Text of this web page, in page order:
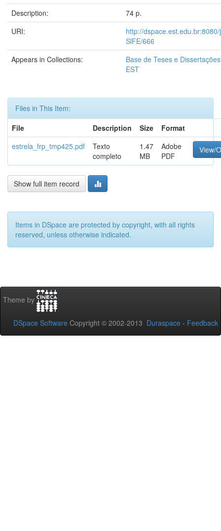
Description:
74 p.
URI:
http://
SlFE/666
Appears in Collections:
Base de Teses e
EST
Files in This Item:
File
Description Size
Format
estrela_frp_tmp425.pdf
Texto
completo
1.47
MB
Adobe
PDF
View/
Show full item record
Items in DSpace are protected by copyright, with all rights
reserved, unless otherwise indicated.
Theme by
DSpace Software Copyright © 2002-2013 Duraspace - Feedback